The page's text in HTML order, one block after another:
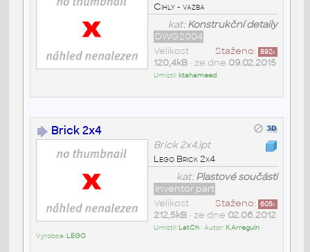
Cihly - vazba
kat:Konstrukční detaily
DWG2004
Staženo: 892x
Velikost
120,4kB• ze dne 09.02.2015
Umístil: ktahameed
Brick 2x4
Brick 2x4.ipt
Lego Brick 2x4
kat:Plastové součásti
Inventor part
Staženo: 605x
Velikost
212,5kB• ze dne 02.06.2012
Umístil: LatCh• Autor: K.Arreguin•
Výrobce: LEGO